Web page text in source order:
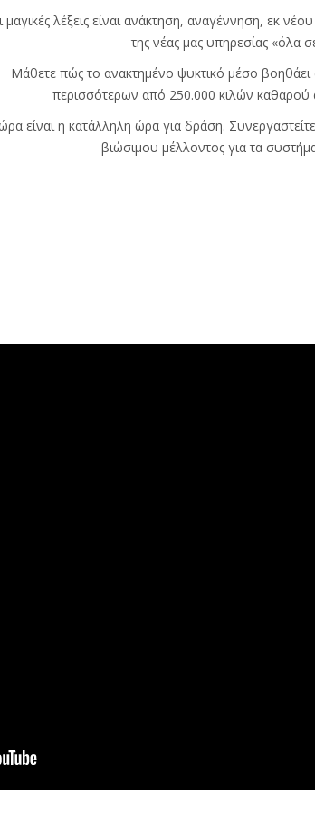
μαγικές λέξεις είναι ανάκτηση, αναγέννηση, εκ
της νέας μας υπηρεσίας «όλα
Μάθετε πώς το ανακτημένο ψυκτικό μέσο
περισσότερων από 250.000 κιλών καθαρού
είναι η κατάλληλη ώρα για δράση.
βιώσιμου μέλλοντος για τα